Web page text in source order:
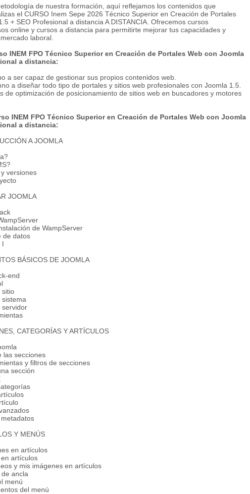
de nuestra formación, aquí reflejamos los contenidos que
el CURSO Inem Sepe 2026 Técnico Superior en Creación de Portales
+ SEO Profesional a distancia A DISTANCIA. Ofrecemos cursos
online y cursos a distancia para permitirte mejorar tus capacidades y
laboral.
INEM FPO Técnico Superior en Creación de Portales Web con Joomla
a distancia:
a ser capaz de gestionar sus propios contenidos web.
a diseñar todo tipo de portales y sitios web profesionales con Joomla 1.5.
de optimización de posicionamiento de sitios web en buscadores y motores
INEM FPO Técnico Superior en Creación de Portales Web con Joomla
a distancia:
A JOOMLA
versiones
JOOMLA
de WampServer
datos
I
BÁSICOS DE JOOMLA
end
CATEGORÍAS Y ARTÍCULOS
secciones
y filtros de secciones
sección
Y MENÚS
en artículos
artículos
y mis imágenes en artículos
ancla
menú
del menú